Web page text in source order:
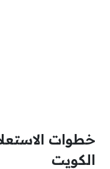
خطوات
الكويت